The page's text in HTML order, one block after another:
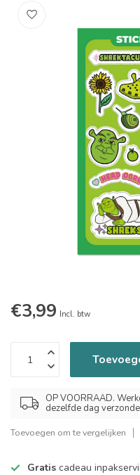
€3,99 Incl. btw
OP VOORRAAD.
dezelfde dag
Toevoegen om te vergelijken
Gratis cadeau